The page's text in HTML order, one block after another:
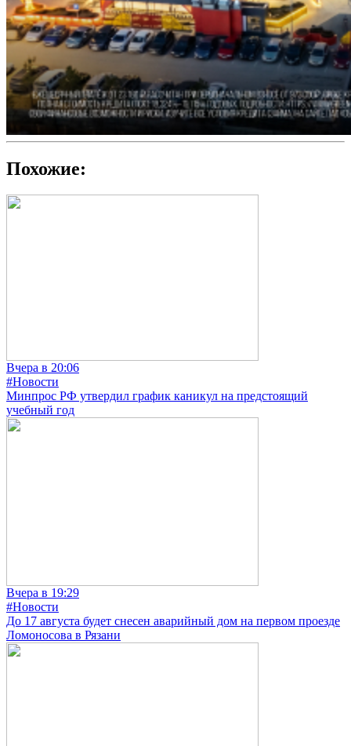
Похожие:
Вчера в 20:06
#Новости
Минпрос РФ утвердил график каникул на предстоящий
учебный год
Вчера в 19:29
#Новости
До 17 августа будет снесен аварийный дом на первом проезде
Ломоносова в Рязани